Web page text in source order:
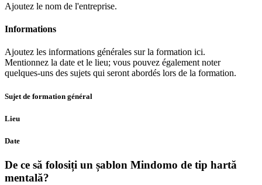
Ajoutez le nom de l'entreprise.
Informations
Ajoutez les informations générales sur la formation ici.
Mentionnez la date et le lieu; vous pouvez également noter
quelques-uns des sujets qui seront abordés lors de la formation.
Sujet de formation général
Lieu
Date
De ce să folosiți un șablon Mindomo de tip hartă
mentală?